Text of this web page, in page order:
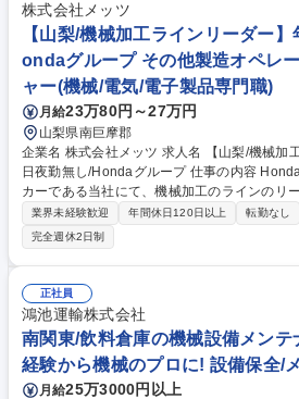
株式会社メッツ
【山梨/機械加工ラインリーダー
ondaグループ その他製造オペレ
ャー(機械/電気/電子製品専門職)
月給23万80円～27万円
山梨県南巨摩郡
企業名 株式会社メッツ 求人名 【山梨/機械加工ラインリーダー】年休121
日夜勤無し/Hondaグループ 仕事の内容 Hondaグループでダイカストメー
カーである当社にて、機械加工のラインのリ
をお任せします。 ・生産計画を達成するための製品品質向上や生産性改善
などの業務 ・生産する中で発生する軽微な設
・寿命到達による刃具などの消耗部品の交換や製
の範囲：当社業務全般 募集職種 【山梨/機械加工ラインリーダー】年休12
1日夜勤無し/Hondaグループ
業界未経験歓迎 年間休日120日以上 転勤なし
完全週休2日制
正社員
鴻池運輸株式会社
南関東/飲料倉庫の機械設備メン
経験から機械のプロに! 設備保全/
月給25万3000円以上